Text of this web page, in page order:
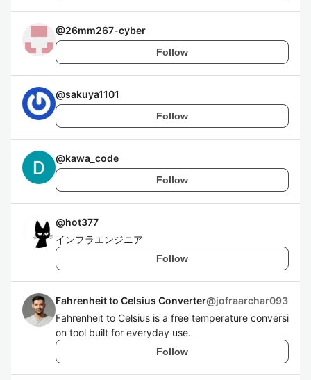
@26mm267-cyber
Follow
@sakuya1101
Follow
@kawa_code
Follow
@hot377
インフラエンジニア
Follow
Fahrenheit to Celsius Converter@jofraarchar093
Fahrenheit to Celsius is a free temperature conversi
on tool built for everyday use.
Follow